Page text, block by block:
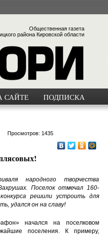
Общественная газета
района Кировской области
САЙТЕ ПОДПИСКА
Просмотров: 1435
народного творчества
Поселок отмечал 160-
решили устроить для
удался он на славу!
начался на поселковом
поселения. К примеру,